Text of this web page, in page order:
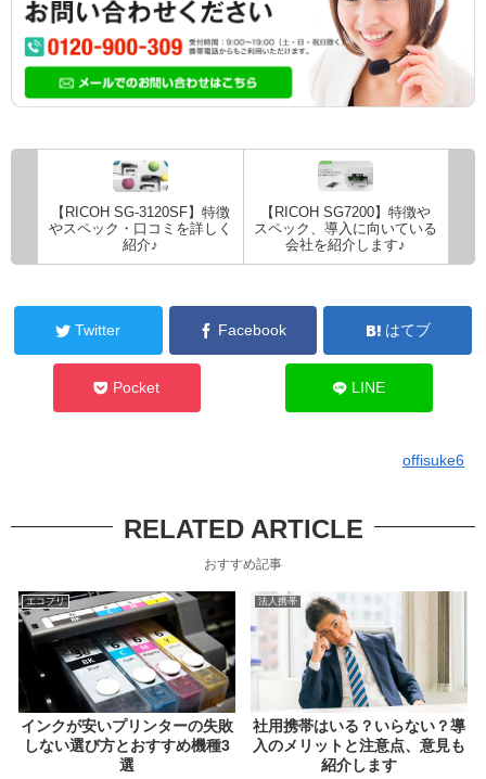
【RICOH SG-3120SF】特徴
やスペック・口コミを詳しく
紹介♪
【RICOH SG7200】特徴や
スペック、導入に向いている
会社を紹介します♪
Twitter Facebook はてブ
Pocket LINE
offisuke6
RELATED ARTICLE
おすすめ記事
エコプリ
インクが安いプリンターの失敗
しない選び方とおすすめ機種3
選
法人携帯
社用携帯はいる？いらない？導
入のメリットと注意点、意見も
紹介します